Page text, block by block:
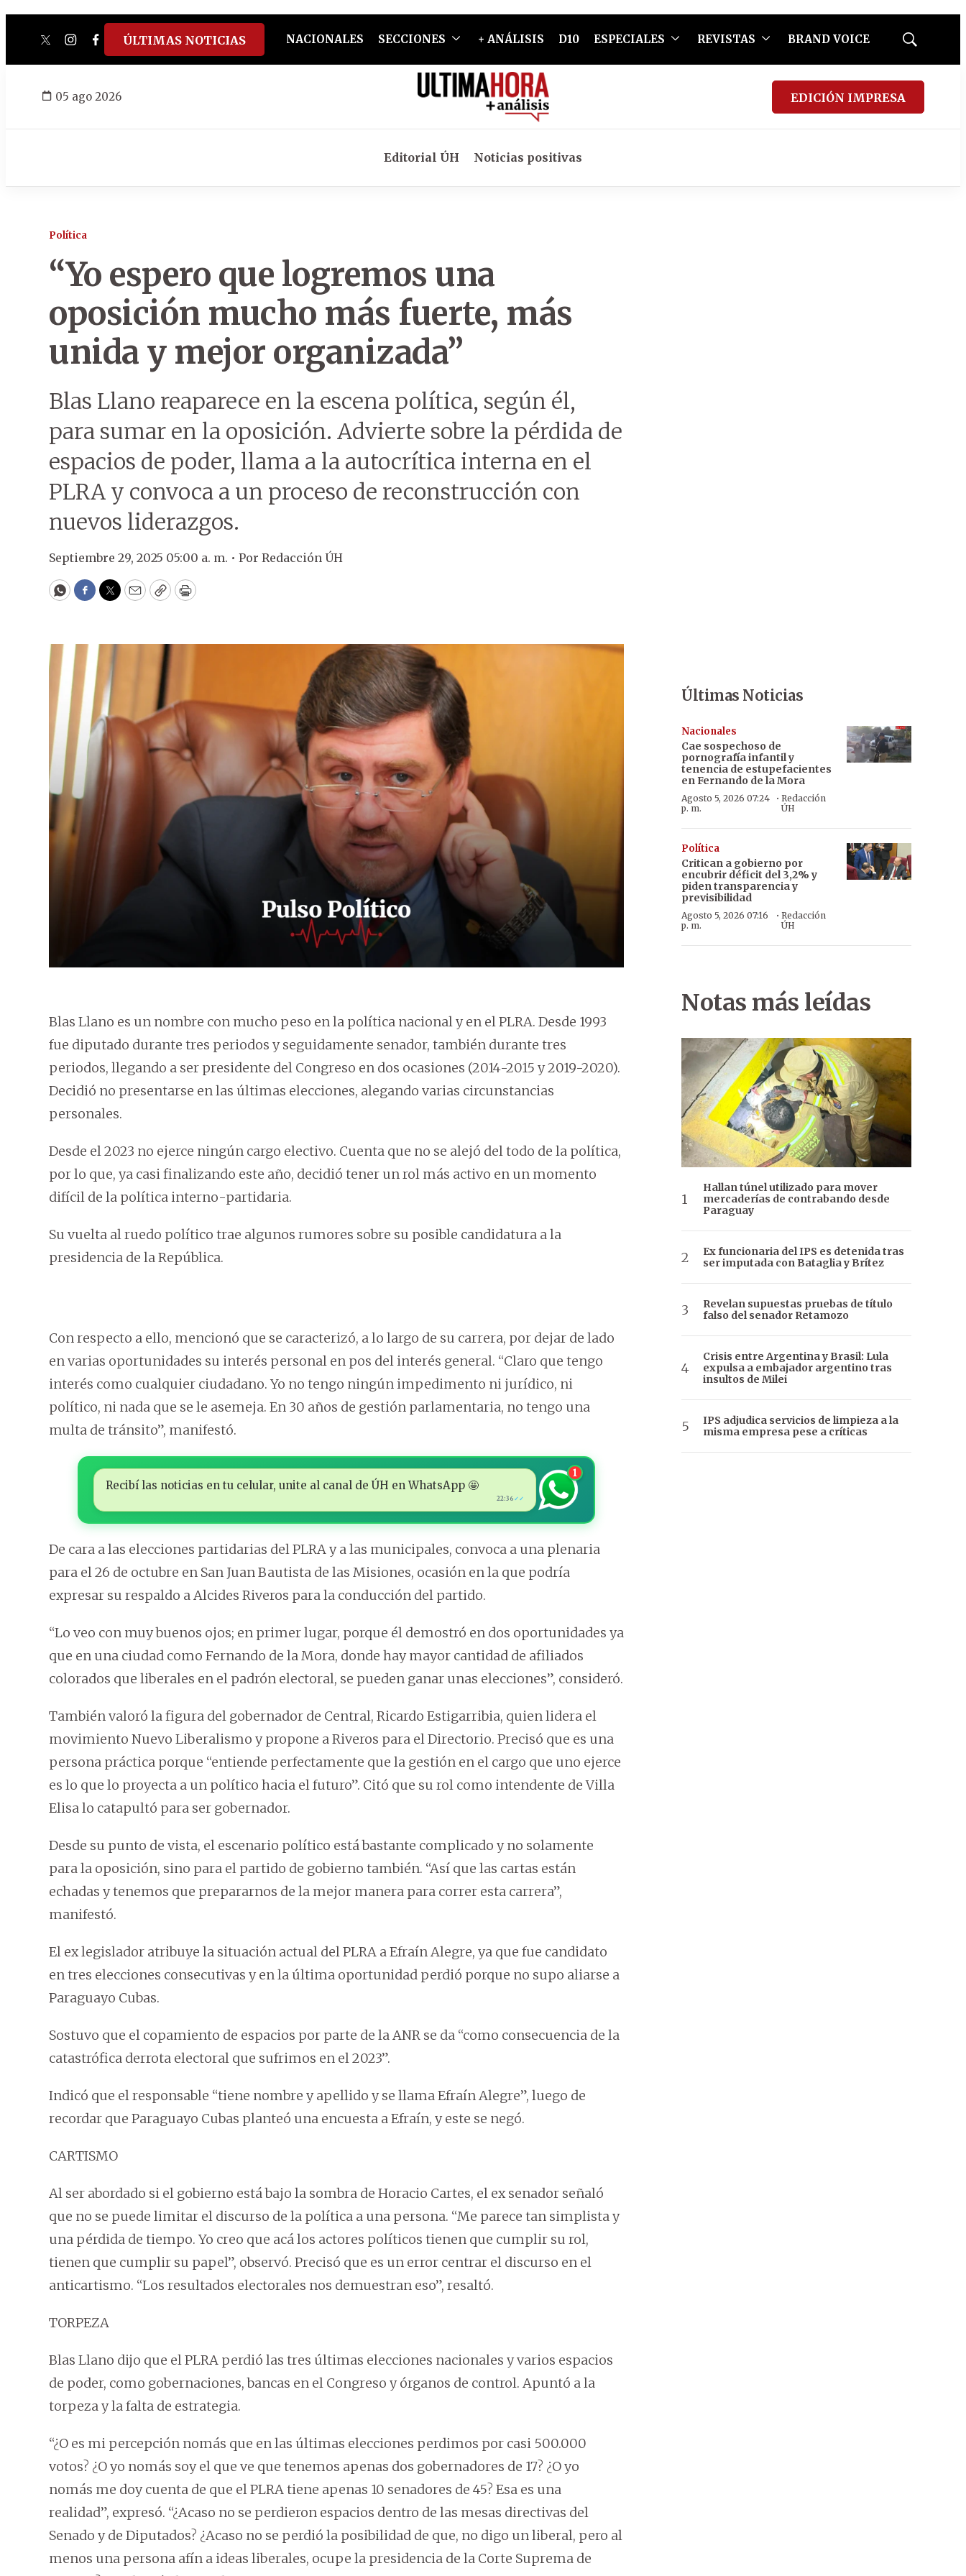
twitterinstagram
facebook
tiktokyoutube
spotify
ÚLTIMAS NOTICIAS NACIONALES SECCIONES + ANÁLISIS D10 ESPECIALES REVISTAS BRAND VOICE
Mostrar
05 ago 2026 EDICIÓN IMPRESA
Editorial ÚH Noticias positivas
Política
“Yo espero que logremos una
oposición mucho más fuerte, más
unida y mejor organizada”
Blas Llano reaparece en la escena política, según él,
para sumar en la oposición. Advierte sobre la pérdida de
espacios de poder, llama a la autocrítica interna en el
PLRA y convoca a un proceso de reconstrucción con
nuevos liderazgos.
Septiembre 29, 2025 05:00 a. m. • Por Redacción ÚH
WhatsApp
Facebook
Twitter
EmailCopyPrint
Blas Llano es un nombre con mucho peso en la política nacional y en el PLRA. Desde 1993
fue diputado durante tres periodos y seguidamente senador, también durante tres
periodos, llegando a ser presidente del Congreso en dos ocasiones (2014-2015 y 2019-2020).
Decidió no presentarse en las últimas elecciones, alegando varias circunstancias
personales.
Desde el 2023 no ejerce ningún cargo electivo. Cuenta que no se alejó del todo de la política,
por lo que, ya casi finalizando este año, decidió tener un rol más activo en un momento
difícil de la política interno-partidaria.
Su vuelta al ruedo político trae algunos rumores sobre su posible candidatura a la
presidencia de la República.
Con respecto a ello, mencionó que se caracterizó, a lo largo de su carrera, por dejar de lado
en varias oportunidades su interés personal en pos del interés general. “Claro que tengo
interés como cualquier ciudadano. Yo no tengo ningún impedimento ni jurídico, ni
político, ni nada que se le asemeja. En 30 años de gestión parlamentaria, no tengo una
multa de tránsito”, manifestó.
Recibí las noticias en tu celular, unite al canal de ÚH en WhatsApp 🤩
22:36 ✓✓
1
De cara a las elecciones partidarias del PLRA y a las municipales, convoca a una plenaria
para el 26 de octubre en San Juan Bautista de las Misiones, ocasión en la que podría
expresar su respaldo a Alcides Riveros para la conducción del partido.
“Lo veo con muy buenos ojos; en primer lugar, porque él demostró en dos oportunidades ya
que en una ciudad como Fernando de la Mora, donde hay mayor cantidad de afiliados
colorados que liberales en el padrón electoral, se pueden ganar unas elecciones”, consideró.
También valoró la figura del gobernador de Central, Ricardo Estigarribia, quien lidera el
movimiento Nuevo Liberalismo y propone a Riveros para el Directorio. Precisó que es una
persona práctica porque “entiende perfectamente que la gestión en el cargo que uno ejerce
es lo que lo proyecta a un político hacia el futuro”. Citó que su rol como intendente de Villa
Elisa lo catapultó para ser gobernador.
Desde su punto de vista, el escenario político está bastante complicado y no solamente
para la oposición, sino para el partido de gobierno también. “Así que las cartas están
echadas y tenemos que prepararnos de la mejor manera para correr esta carrera”,
manifestó.
El ex legislador atribuye la situación actual del PLRA a Efraín Alegre, ya que fue candidato
en tres elecciones consecutivas y en la última oportunidad perdió porque no supo aliarse a
Paraguayo Cubas.
Sostuvo que el copamiento de espacios por parte de la ANR se da “como consecuencia de la
catastrófica derrota electoral que sufrimos en el 2023”.
Indicó que el responsable “tiene nombre y apellido y se llama Efraín Alegre”, luego de
recordar que Paraguayo Cubas planteó una encuesta a Efraín, y este se negó.
CARTISMO
Al ser abordado si el gobierno está bajo la sombra de Horacio Cartes, el ex senador señaló
que no se puede limitar el discurso de la política a una persona. “Me parece tan simplista y
una pérdida de tiempo. Yo creo que acá los actores políticos tienen que cumplir su rol,
tienen que cumplir su papel”, observó. Precisó que es un error centrar el discurso en el
anticartismo. “Los resultados electorales nos demuestran eso”, resaltó.
TORPEZA
Blas Llano dijo que el PLRA perdió las tres últimas elecciones nacionales y varios espacios
de poder, como gobernaciones, bancas en el Congreso y órganos de control. Apuntó a la
torpeza y la falta de estrategia.
“¿O es mi percepción nomás que en las últimas elecciones perdimos por casi 500.000
votos? ¿O yo nomás soy el que ve que tenemos apenas dos gobernadores de 17? ¿O yo
nomás me doy cuenta de que el PLRA tiene apenas 10 senadores de 45? Esa es una
realidad”, expresó. “¿Acaso no se perdieron espacios dentro de las mesas directivas del
Senado y de Diputados? ¿Acaso no se perdió la posibilidad de que, no digo un liberal, pero al
menos una persona afín a ideas liberales, ocupe la presidencia de la Corte Suprema de
Últimas Noticias
Nacionales
Cae sospechoso de
pornografía infantil y
tenencia de estupefacientes
en Fernando de la Mora
Agosto 5, 2026 07:24
p. m.
·Redacción
ÚH
Política
Critican a gobierno por
encubrir déficit del 3,2% y
piden transparencia y
previsibilidad
Agosto 5, 2026 07:16
p. m.
· Redacción
ÚH
Notas más leídas
Hallan túnel utilizado para mover
mercaderías de contrabando desde
Paraguay
Ex funcionaria del IPS es detenida tras
ser imputada con Bataglia y Brítez
Revelan supuestas pruebas de título
falso del senador Retamozo
Crisis entre Argentina y Brasil: Lula
expulsa a embajador argentino tras
insultos de Milei
IPS adjudica servicios de limpieza a la
misma empresa pese a críticas